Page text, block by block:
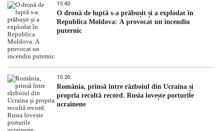
15:40
O dronă de luptă s-a prăbușit și a explodat în
Republica Moldova: A provocat un incendiu
puternic
15:20
România, prinsă între războiul din Ucraina și
propria recoltă record. Rusia lovește porturile
ucrainene